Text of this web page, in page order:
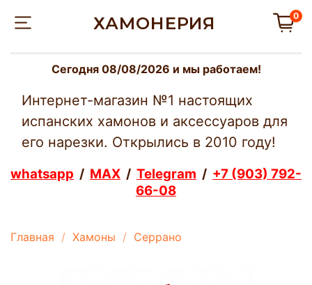
ХАМОНЕРИЯ 0
Сегодня 08/08/2026 и мы работаем!
Интернет-магазин №1 настоящих
испанских хамонов и аксессуаров для
его нарезки. Открылись в 2010 году!
whatsapp / MAX / Telegram / +7 (903) 792-
66-08
Главная Хамоны Серрано